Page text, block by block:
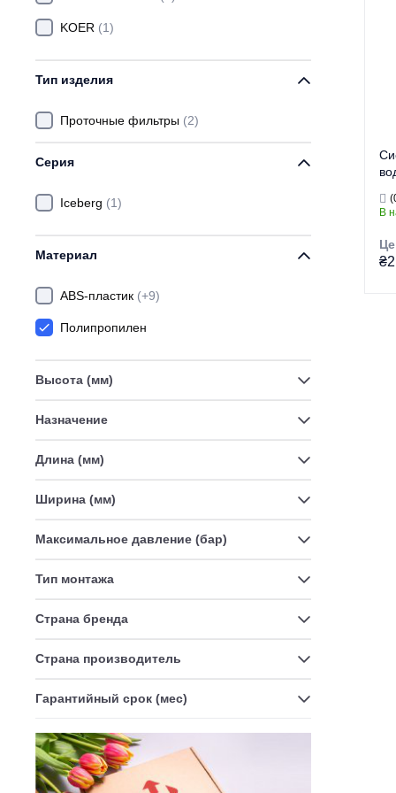
KOER (1)
Тип изделия
Проточные фильтры (2)
Серия
Iceberg (1)
Материал
ABS-пластик (+9)
Полипропилен
Высота (мм)
Назначение
Длина (мм)
Ширина (мм)
Максимальное давление (бар)
Тип монтажа
Страна бренда
Страна производитель
Гарантийный срок (мес)
В